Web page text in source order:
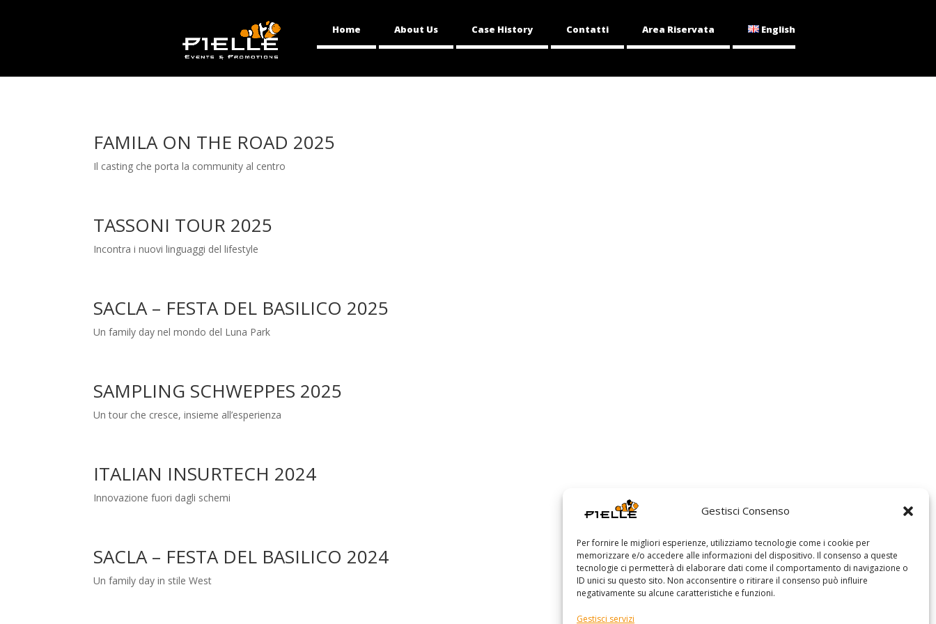
Gestisci Consenso
Per fornire le migliori esperienze, utilizziamo tecnologie come i cookie per
memorizzare e/o accedere alle informazioni del dispositivo. Il consenso a queste
tecnologie ci permetterà di elaborare dati come il comportamento di navigazione o
ID unici su questo sito. Non acconsentire o ritirare il consenso può influire
negativamente su alcune caratteristiche e funzioni.
Gestisci servizi
Home About Us Case History Contatti Area Riservata English
FAMILA ON THE ROAD 2025
Il casting che porta la community al centro
TASSONI TOUR 2025
Incontra i nuovi linguaggi del lifestyle
SACLA – FESTA DEL BASILICO 2025
Un family day nel mondo del Luna Park
SAMPLING SCHWEPPES 2025
Un tour che cresce, insieme all’esperienza
ITALIAN INSURTECH 2024
Innovazione fuori dagli schemi
SACLA – FESTA DEL BASILICO 2024
Un family day in stile West